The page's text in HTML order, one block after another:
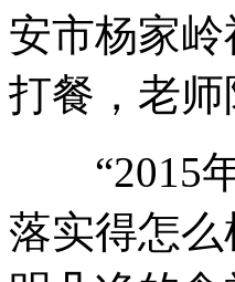
安市杨家
打餐，老
“2015年
落实得怎